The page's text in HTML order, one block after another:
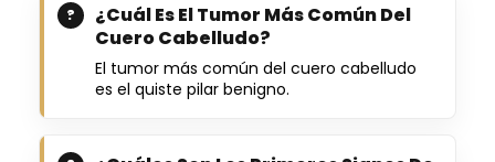
¿Cuál Es El Tumor Más Común Del
Cuero Cabelludo?
El tumor más común del cuero cabelludo
es el quiste pilar benigno.